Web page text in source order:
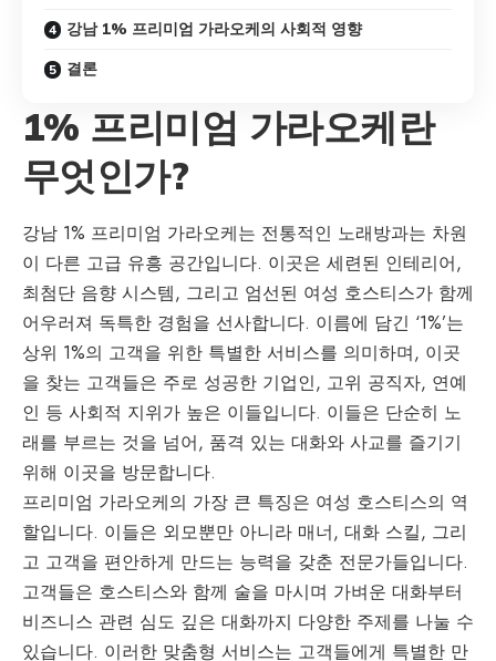
강남 1% 프리미엄 가라오케의 사회적 영향
결론
1% 프리미엄 가라오케란
무엇인가?
강남 1% 프리미엄 가라오케는 전통적인 노래방과는 차원
이 다른 고급 유흥 공간입니다. 이곳은 세련된 인테리어,
최첨단 음향 시스템, 그리고 엄선된 여성 호스티스가 함께
어우러져 독특한 경험을 선사합니다. 이름에 담긴 ‘1%’는
상위 1%의 고객을 위한 특별한 서비스를 의미하며, 이곳
을 찾는 고객들은 주로 성공한 기업인, 고위 공직자, 연예
인 등 사회적 지위가 높은 이들입니다. 이들은 단순히 노
래를 부르는 것을 넘어, 품격 있는 대화와 사교를 즐기기
위해 이곳을 방문합니다.
프리미엄 가라오케의 가장 큰 특징은 여성 호스티스의 역
할입니다. 이들은 외모뿐만 아니라 매너, 대화 스킬, 그리
고 고객을 편안하게 만드는 능력을 갖춘 전문가들입니다.
고객들은 호스티스와 함께 술을 마시며 가벼운 대화부터
비즈니스 관련 심도 깊은 대화까지 다양한 주제를 나눌 수
있습니다. 이러한 맞춤형 서비스는 고객들에게 특별한 만